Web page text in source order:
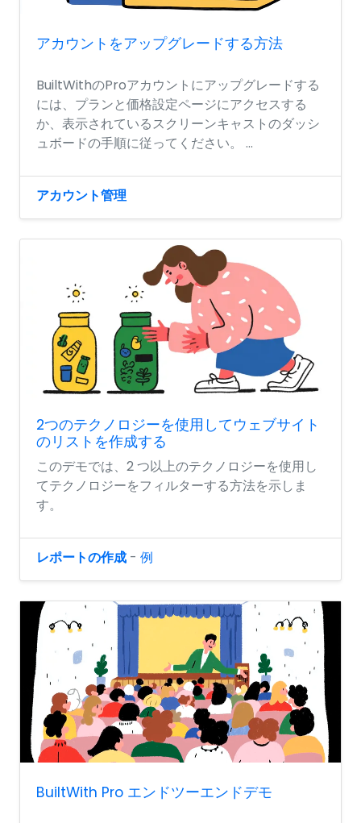
アカウントをアップグレードする方法
BuiltWithのProアカウントにアップグレードする
には、プランと価格設定ページにアクセスする
か、表示されているスクリーンキャストのダッシ
ュボードの手順に従ってください。 ...
アカウント管理
2つのテクノロジーを使用してウェブサイト
のリストを作成する
このデモでは、2 つ以上のテクノロジーを使用し
てテクノロジーをフィルターする方法を示しま
す。
レポートの作成 - 例
BuiltWith Pro エンドツーエンドデモ